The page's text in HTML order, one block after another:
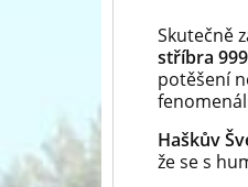
Skutečně
stříbra
potěšení
Haškův
že se s